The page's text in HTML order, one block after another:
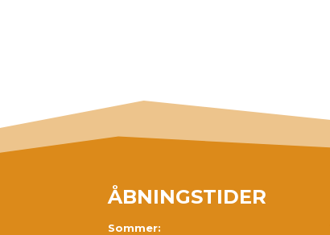
ÅBNINGSTIDER
Sommer: